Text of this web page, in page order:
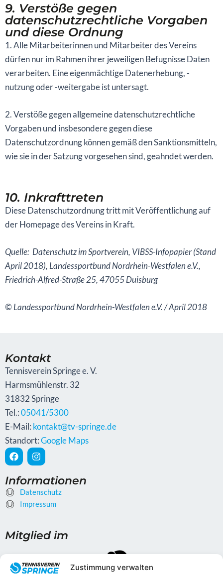
Zustimmung verwalten
9. Verstöße gegen
datenschutzrechtliche Vorgaben
und diese Ordnung
1. Alle Mitarbeiterinnen und Mitarbeiter des Vereins
dürfen nur im Rahmen ihrer jeweiligen Befugnisse Daten
verarbeiten. Eine eigenmächtige Datenerhebung, -
nutzung oder -weitergabe ist untersagt.
2. Verstöße gegen allgemeine datenschutzrechtliche
Vorgaben und insbesondere gegen diese
Datenschutzordnung können gemäß den Sanktionsmitteln,
wie sie in der Satzung vorgesehen sind, geahndet werden.
10. Inkrafttreten
Diese Datenschutzordnung tritt mit Veröffentlichung auf
der Homepage des Vereins in Kraft.
Quelle: Datenschutz im Sportverein, VIBSS-Infopapier (Stand
April 2018), Landessportbund Nordrhein-Westfalen e.V.,
Friedrich-Alfred-Straße 25, 47055 Duisburg
© Landessportbund Nordrhein-Westfalen e.V. / April 2018
Kontakt
Tennisverein Springe e. V.
Harmsmühlenstr. 32
31832 Springe
Tel.:05041/5300
E-Mail: kontakt@tv-springe.de
Standort:Google Maps
F
a
c
e
b
o
o
I
n
s
t
a
g
r
Informationen
Datenschutz
Impressum
Mitglied im